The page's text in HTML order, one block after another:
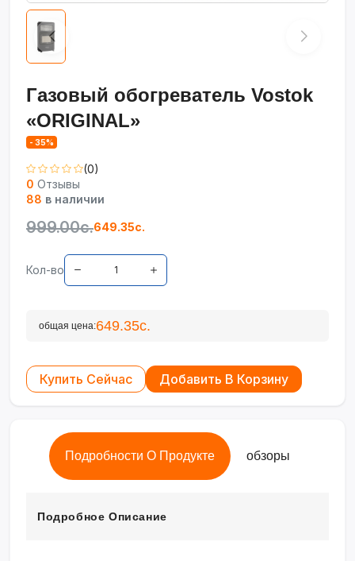
Газовый обогреватель Vostok
«ORIGINAL»
- 35%
(0)
0 Отзывы
88 в наличии
999.00с.649.35с.
Кол-во
общая цена:649.35с.
Купить Сейчас Добавить В Корзину
Подробности О Продукте обзоры
Подробное Описание